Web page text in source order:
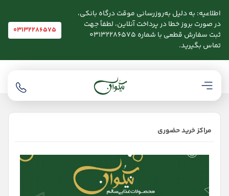
اطلاعیه: به دلیل به‌روزرسانی موقت درگاه بانکی،
در صورت بروز خطا در پرداخت آنلاین، لطفاً جهت
ثبت سفارش قطعی با شماره 03132286575
تماس بگیرید.
03132286575
مراکز خرید حضوری